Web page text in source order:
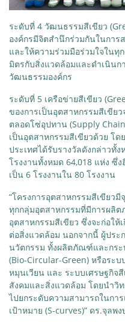
ระดับที่ 4 วัฒนธรรมสีเขียว
องค์กรมีจิตสำนึกร่วมกันในการ
และให้ความร่วมมือร่วมใจในทุ
มิตรกับสิ่งแวดล้อมและดำเนินก
วัฒนธรรมองค์กร
ระดับที่ 5 เครือข่ายสีเขียว
ของการเป็นอุตสาหกรรมสีเขีย
ตลอดโซ่อุปทาน (Supply
เป็นอุตสาหกรรมสีเขียวด้วย โ
ประเทศได้รับรางวัลดังกล่าวทั้
โรงงานทั้งหมด 64,018 แห่ง ซึ่
เป็น 6 โรงงานใน 80 โรงงาน
“โครงการอุตสาหกรรมสีเขียว
ทุกกลุ่มอุตสาหกรรมที่มีการผลิ
อุตสาหกรรมสีเขียว ซึ่งจะก่อใ
ต่อสิ่งแวดล้อม นอกจากนี้ ผู้ประ
นวัตกรรม ทั้งผลิตภัณฑ์และกระ
(Bio-Circular-Green) หรือระ
หมุนเวียน และ ระบบเศรษฐกิจ
สังคมและสิ่งแวดล้อม โดยนำวิ
ไปยกระดับความสามารถในกา
เป้าหมาย (S-curves)” ดร.จุลพ